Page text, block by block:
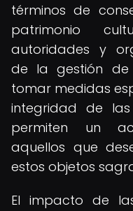
términos de
patrimonio
autoridades y
de la gestión de
tomar medidas
integridad de
permiten un
aquellos que
estos objetos
El impacto de